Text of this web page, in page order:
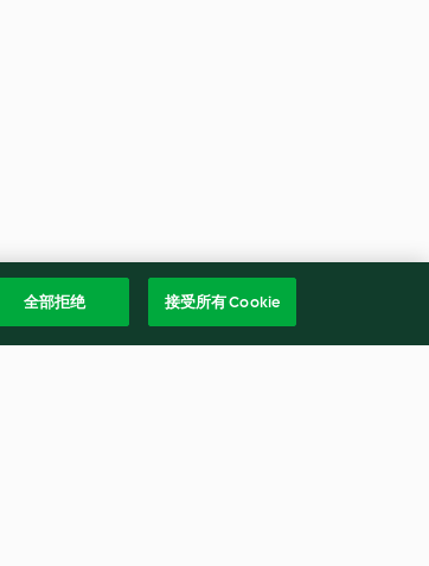
全部拒绝 接受所有 Cookie